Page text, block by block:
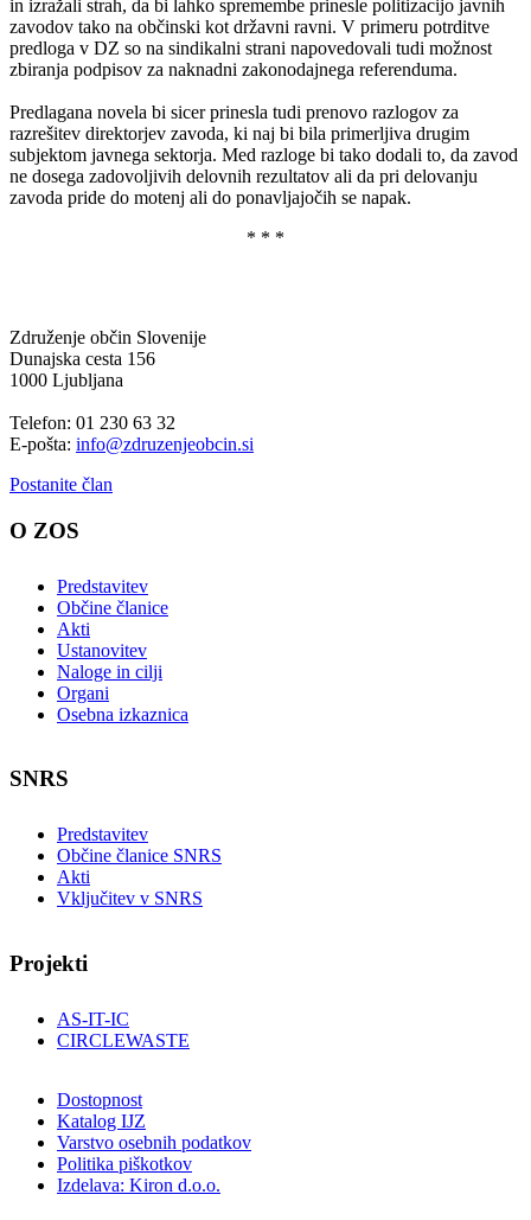
in izražali strah, da bi lahko spremembe prinesle politizacijo javnih
zavodov tako na občinski kot državni ravni. V primeru potrditve
predloga v DZ so na sindikalni strani napovedovali tudi možnost
zbiranja podpisov za naknadni zakonodajnega referenduma.
Predlagana novela bi sicer prinesla tudi prenovo razlogov za
razrešitev direktorjev zavoda, ki naj bi bila primerljiva drugim
subjektom javnega sektorja. Med razloge bi tako dodali to, da zavod
ne dosega zadovoljivih delovnih rezultatov ali da pri delovanju
zavoda pride do motenj ali do ponavljajočih se napak.
* * *
Združenje občin Slovenije
Dunajska cesta 156
1000 Ljubljana
Telefon: 01 230 63 32
E-pošta: info@zdruzenjeobcin.si
Postanite član
O ZOS
Predstavitev
Občine članice
Akti
Ustanovitev
Naloge in cilji
Organi
Osebna izkaznica
SNRS
Predstavitev
Občine članice SNRS
Akti
Vključitev v SNRS
Projekti
AS-IT-IC
CIRCLEWASTE
Dostopnost
Katalog IJZ
Varstvo osebnih podatkov
Politika piškotkov
Izdelava: Kiron d.o.o.